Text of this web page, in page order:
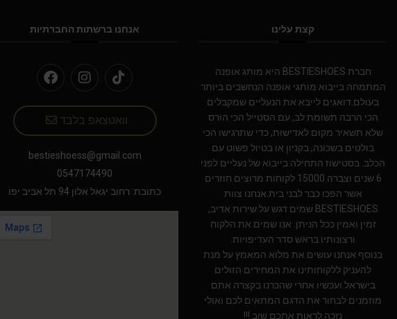
קצת עלינו
חברת BESTIESHOES היא מותג אופנה
המתמחה בייבוא מותגי אופנה הנחשבים ביותר
בעולם.דואגים לייבא את הנעליים שמקבלים
הכי הרבה תשומת לב, עם הסטייל הכי הורס
שלא תשאיר מקום לאדישות, כדי שתרגישו הכי
בולטים בשכונה, בקניון או בטיול פשוט עם
הכלב. בסטישוז התחילה בייבוא של נעליים לפני
6 שנים וצברה 15000 לקוחות מרוצים חוזרים
אשר הפכו כבר לבני בית.אנחנו צוות
BESTIESHOES שמים דגש על שירות אדיב,
זמין ואמין ככל הניתן. אנו שמים את הלקוח
ורצונותיו בראש סדר העדיפויות.
בנוסף אנחנו עושים את מלוא המאמץ על מנת
להעניק ללקוחותינו את המחירים הזולים
בישראל.ועכשיו אחרי שהכרנו בקצרה אתם
מוזמנים לבחור את הדגם המתאים לכם ואולי
נזכה לראות אתכם שוב !!!
אנחנו ברשתות החברתיות
וואטצאפ בלבד
bestieshoess@gmail.com
0547174490
כתובת: רחוב יגאל אלון 94 תל אביב יפו